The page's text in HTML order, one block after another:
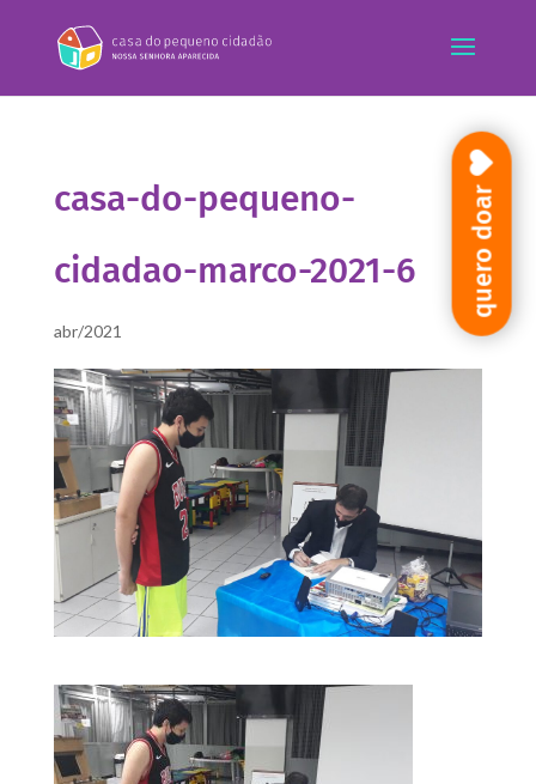
casa-do-pequeno-
cidadao-marco-2021-6
abr/2021
quero doar